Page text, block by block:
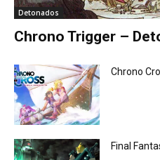
Detonados
Chrono Trigger –
Chrono
Final